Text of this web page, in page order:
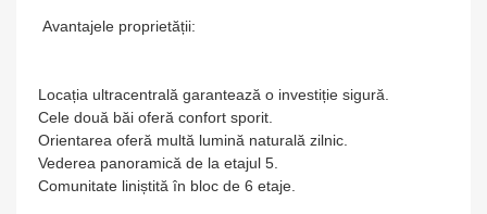
Avantajele proprietății:
Locația ultracentrală garantează o investiție sigură.
Cele două băi oferă confort sporit.
Orientarea oferă multă lumină naturală zilnic.
Vederea panoramică de la etajul 5.
Comunitate liniștită în bloc de 6 etaje.